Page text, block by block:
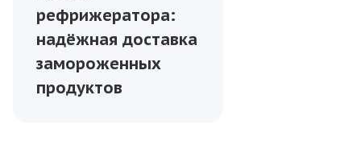
рефрижератора:
надёжная доставка
замороженных
продуктов